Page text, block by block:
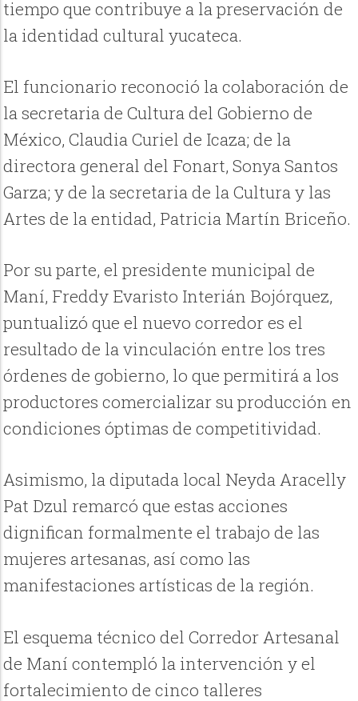
tiempo que contribuye a la preservación de
la identidad cultural yucateca.
El funcionario reconoció la colaboración de
la secretaria de Cultura del Gobierno de
México, Claudia Curiel de Icaza; de la
directora general del Fonart, Sonya Santos
Garza; y de la secretaria de la Cultura y las
Artes de la entidad, Patricia Martín Briceño.
Por su parte, el presidente municipal de
Maní, Freddy Evaristo Interián Bojórquez,
puntualizó que el nuevo corredor es el
resultado de la vinculación entre los tres
órdenes de gobierno, lo que permitirá a los
productores comercializar su producción en
condiciones óptimas de competitividad.
Asimismo, la diputada local Neyda Aracelly
Pat Dzul remarcó que estas acciones
dignifican formalmente el trabajo de las
mujeres artesanas, así como las
manifestaciones artísticas de la región.
El esquema técnico del Corredor Artesanal
de Maní contempló la intervención y el
fortalecimiento de cinco talleres